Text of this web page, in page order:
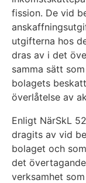
fission. De vid
utgifterna hos
dras av i det
samma sätt
bolagets
överlåtelse av
Enligt NärSkL
dragits av vid
bolaget och
det
verksamhet